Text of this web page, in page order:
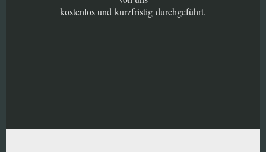
kostenlos und kurzfristig durchgeführt.